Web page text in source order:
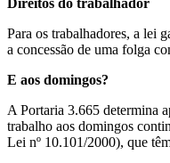
Para os trabalhadores, a lei
a concessão de uma folga
E aos domingos?
A Portaria 3.665 determina
trabalho aos domingos
Lei nº 10.101/2000), que